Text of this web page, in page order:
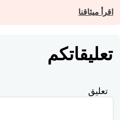
اقرأ ميثاقنا
تعليقاتكم
تعليق